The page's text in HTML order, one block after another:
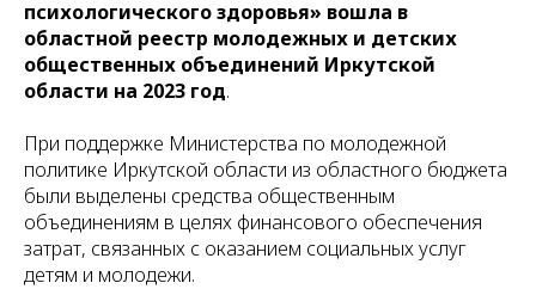
психологического здоровья» вошла в
областной реестр молодежных и детских
общественных объединений Иркутской
области на 2023 год.
При поддержке Министерства по молодежной
политике Иркутской области из областного бюджета
были выделены средства общественным
объединениям в целях финансового обеспечения
затрат, связанных с оказанием социальных услуг
детям и молодежи.